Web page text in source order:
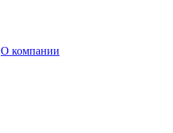
О компании